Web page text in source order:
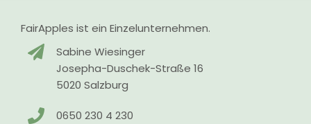
FairApples ist ein Einzelunternehmen.
Sabine Wiesinger
Josepha-Duschek-Straße 16
5020 Salzburg
0650 230 4 230